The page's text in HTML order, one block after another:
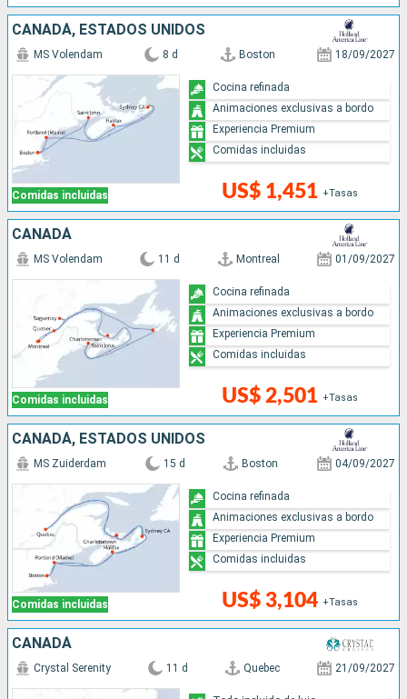
CANADÁ, ESTADOS UNIDOS
Comidas incluidas
MS Volendam 8 d Boston 18/09/2027
US$ 1,451 +Tasas
Cocina refinada
Animaciones exclusivas a bordo
Experiencia Premium
Comidas incluidas
CANADÁ
Comidas incluidas
MS Volendam 11 d Montreal 01/09/2027
US$ 2,501 +Tasas
Cocina refinada
Animaciones exclusivas a bordo
Experiencia Premium
Comidas incluidas
CANADÁ, ESTADOS UNIDOS
Comidas incluidas
MS Zuiderdam 15 d Boston 04/09/2027
US$ 3,104 +Tasas
Cocina refinada
Animaciones exclusivas a bordo
Experiencia Premium
Comidas incluidas
CANADÁ
Crystal Serenity 11 d Quebec 21/09/2027